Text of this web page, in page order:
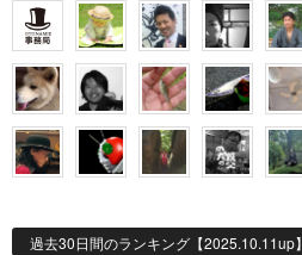
過去30日間のランキング【2025.10.11up】